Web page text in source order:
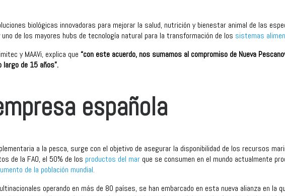
biológicas innovadoras para mejorar la salud, nutrición y bienestar animal de las
uno de los mayores hubs de tecnología natural para la transformación de los sistemas
y MAAVi, explica que “con este acuerdo, nos sumamos al compromiso de Nueva
de 15 años”.
española
a la pesca, surge con el objetivo de asegurar la disponibilidad de los recursos
de la FAO, el 50% de los productos del mar que se consumen en el mundo actualmente
de la población mundial.
operando en más de 80 países, se han embarcado en esta nueva alianza en la